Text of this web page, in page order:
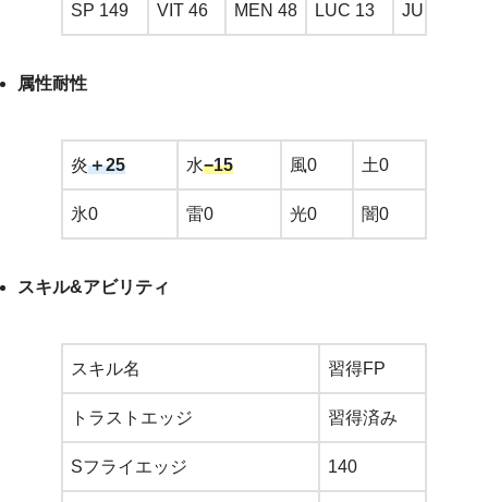
SP 149 VIT 46 MEN 48 LUC 13 JUMP1.0
属性耐性
炎＋25 水−15 風0 土0
氷0 雷0 光0 闇0
スキル&アビリティ
スキル名 習得FP
トラストエッジ 習得済み
Sフライエッジ 140